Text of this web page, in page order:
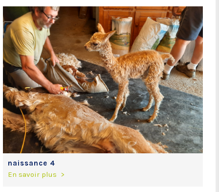
naissance 4
En savoir plus >